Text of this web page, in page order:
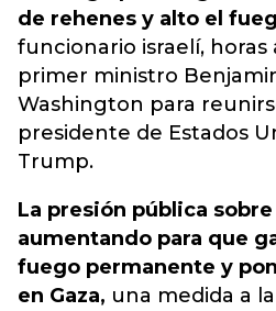
de rehenes y alto el
funcionario israelí, horas
primer ministro
Washington para
presidente de Estados
Trump.
La presión pública
aumentando para que
fuego permanente y
en Gaza, una medida a